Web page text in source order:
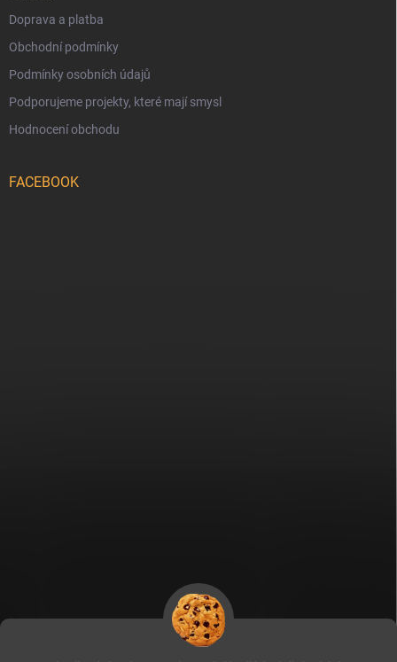
Doprava a platba
Obchodní podmínky
Podmínky osobních údajů
Podporujeme projekty, které mají smysl
Hodnocení obchodu
FACEBOOK
Fitami.sk Fitami.hu